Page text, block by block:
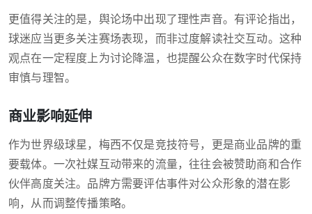
更值得关注的是，舆论场中出现了理性声音。有评论指出，
球迷应当更多关注赛场表现，而非过度解读社交互动。这种
观点在一定程度上为讨论降温，也提醒公众在数字时代保持
审慎与理智。
商业影响延伸
作为世界级球星，梅西不仅是竞技符号，更是商业品牌的重
要载体。一次社媒互动带来的流量，往往会被赞助商和合作
伙伴高度关注。品牌方需要评估事件对公众形象的潜在影
响，从而调整传播策略。